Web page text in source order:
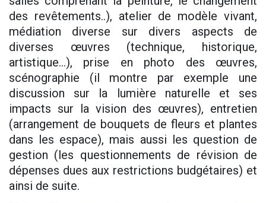
des revêtements..), atelier de modèle vivant,
médiation diverse sur divers aspects de
diverses œuvres (technique, historique,
artistique...), prise en photo des œuvres,
scénographie (il montre par exemple une
discussion sur la lumière naturelle et ses
impacts sur la vision des œuvres), entretien
(arrangement de bouquets de fleurs et plantes
dans les espace), mais aussi les question de
gestion (les questionnements de révision de
dépenses dues aux restrictions budgétaires) et
ainsi de suite.